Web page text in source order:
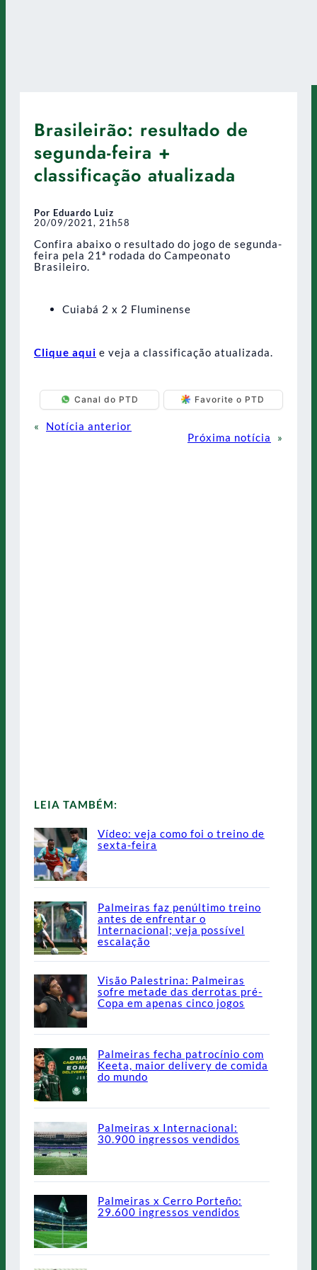
Brasileirão: resultado de
segunda-feira +
classificação atualizada
Por Eduardo Luiz
20/09/2021, 21h58
Confira abaixo o resultado do jogo de segunda-
feira pela 21ª rodada do Campeonato
Brasileiro.
Cuiabá 2 x 2 Fluminense
Clique aqui e veja a classificação atualizada.
Canal do PTD Favorite o PTD
«
Notícia anterior
Próxima notícia
»
LEIA TAMBÉM:
Vídeo: veja como foi o treino de
sexta-feira
Palmeiras faz penúltimo treino
antes de enfrentar o
Internacional; veja possível
escalação
Visão Palestrina: Palmeiras
sofre metade das derrotas pré-
Copa em apenas cinco jogos
Palmeiras fecha patrocínio com
Keeta, maior delivery de comida
do mundo
Palmeiras x Internacional:
30.900 ingressos vendidos
Palmeiras x Cerro Porteño:
29.600 ingressos vendidos